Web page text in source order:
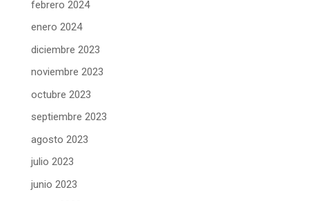
febrero 2024
enero 2024
diciembre 2023
noviembre 2023
octubre 2023
septiembre 2023
agosto 2023
julio 2023
junio 2023